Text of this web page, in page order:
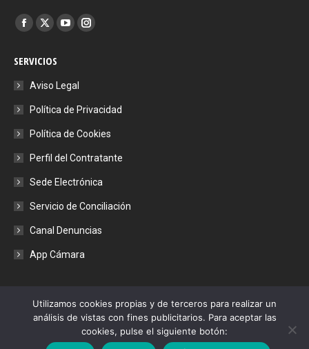
Encuéntranos en:
Facebook
opens
in
new
X
opens
in
YouTube
in
Instagram
SERVICIOS
Aviso Legal
Política de Privacidad
Política de Cookies
Perfil del Contratante
Sede Electrónica
Servicio de Conciliación
Canal Denuncias
App Cámara
© Camara de Comercio de Córdoba - 2021. Todos los derechos
Utilizamos cookies propias y de terceros para realizar un
análisis de vistas con fines publicitarios. Para aceptar las
cookies, pulse el siguiente botón: